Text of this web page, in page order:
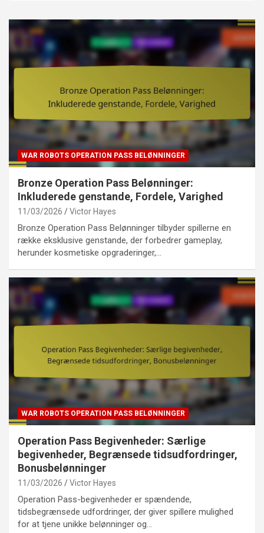
WAR ROBOTS OPERATION PASS BELØNNINGER
Bronze Operation Pass Belønninger:
Inkluderede genstande, Fordele, Varighed
11/03/2026 Victor Hayes
Bronze Operation Pass Belønninger tilbyder spillerne en
række eksklusive genstande, der forbedrer gameplay,
herunder kosmetiske opgraderinger,…
WAR ROBOTS OPERATION PASS BELØNNINGER
Operation Pass Begivenheder: Særlige
begivenheder, Begrænsede tidsudfordringer,
Bonusbelønninger
11/03/2026 Victor Hayes
Operation Pass-begivenheder er spændende,
tidsbegrænsede udfordringer, der giver spillere mulighed
for at tjene unikke belønninger og…